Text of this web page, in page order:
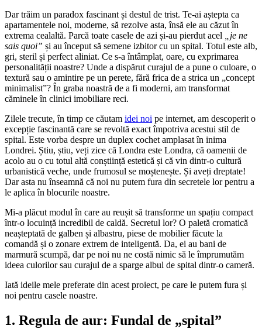
Dar trăim un paradox fascinant și destul de trist. Te-ai aștepta ca
apartamentele noi, moderne, să rezolve asta, însă ele au căzut în
extrema cealaltă. Parcă toate casele de azi și-au pierdut acel
„je ne
sais quoi” și au început să semene izbitor cu un spital. Totul este alb,
gri, steril și perfect aliniat. Ce s-a întâmplat, oare, cu exprimarea
personalității noastre? Unde a dispărut curajul de a pune o culoare, o
textură sau o amintire pe un perete, fără frica de a strica un „concept
minimalist”? În graba noastră de a fi moderni, am transformat
căminele în clinici imobiliare reci.
Zilele trecute, în timp ce căutam idei noi pe internet, am descoperit o
excepție fascinantă care se revoltă exact împotriva acestui stil de
spital. Este vorba despre un duplex cochet amplasat în inima
Londrei. Știu, știu, veți zice că Londra este Londra, că oamenii de
acolo au o cu totul altă conștiință estetică și că vin dintr-o cultură
urbanistică veche, unde frumosul se moștenește. Și aveți dreptate!
Dar asta nu înseamnă că noi nu putem fura din secretele lor pentru a
le aplica în blocurile noastre.
Mi-a plăcut modul în care au reușit să transforme un spațiu compact
într-o locuință incredibil de caldă. Secretul lor? O paletă cromatică
neașteptată de galben și albastru, piese de mobilier făcute la
comandă și o zonare extrem de inteligentă. Da, ei au bani de
marmură scumpă, dar pe noi nu ne costă nimic să le împrumutăm
ideea culorilor sau curajul de a sparge albul de spital dintr-o cameră.
Iată ideile mele preferate din acest proiect, pe care le putem fura și
noi pentru casele noastre.
1. Regula de aur: Fundal de „spital”